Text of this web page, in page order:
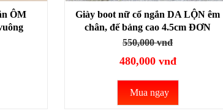
ÔM
GBN18
Giày boot nữ cổ ngắn DA LỘN êm
chân, đế bảng cao 4.5cm ĐƠN
GIẢN thoải mái đi bộ GBN19A
550,000 vnđ
480,000 vnđ
Mua ngay